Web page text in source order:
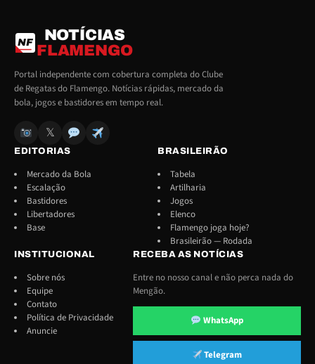
NF
NOTÍCIAS
FLAMENGO
Portal independente com cobertura completa do Clube
de Regatas do Flamengo. Notícias rápidas, mercado da
bola, jogos e bastidores em tempo real.
𝕏
EDITORIAS
Mercado da Bola
Escalação
Bastidores
Libertadores
Base
BRASILEIRÃO
Tabela
Artilharia
Jogos
Elenco
Flamengo joga hoje?
Brasileirão — Rodada
INSTITUCIONAL
Sobre nós
Equipe
Contato
Política de Privacidade
Anuncie
RECEBA AS NOTÍCIAS
Entre no nosso canal e não perca nada do
Mengão.
WhatsApp
Telegram